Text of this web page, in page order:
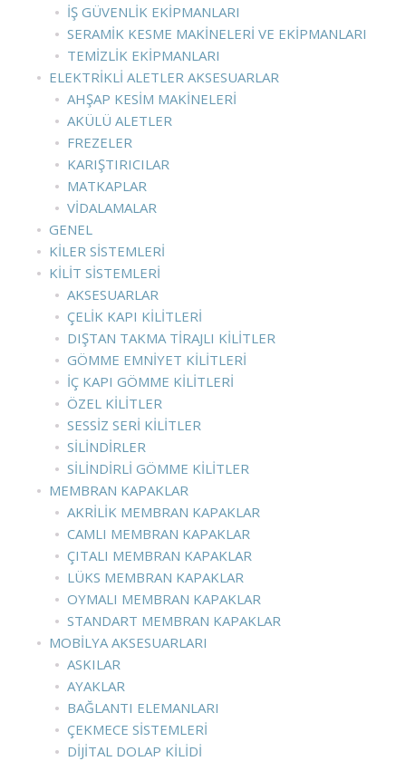
İŞ GÜVENLIK EKIPMANLARI
SERAMIK KESME MAKINELERI VE EKIPMANLARI
TEMIZLIK EKIPMANLARI
ELEKTRIKLI ALETLER AKSESUARLAR
AHŞAP KESIM MAKINELERI
AKÜLÜ ALETLER
FREZELER
KARIŞTIRICILAR
MATKAPLAR
VIDALAMALAR
GENEL
KILER SISTEMLERI
KILIT SISTEMLERI
AKSESUARLAR
ÇELIK KAPI KILITLERI
DIŞTAN TAKMA TIRAJLI KILITLER
GÖMME EMNIYET KILITLERI
İÇ KAPI GÖMME KILITLERI
ÖZEL KILITLER
SESSIZ SERI KILITLER
SILINDIRLER
SILINDIRLI GÖMME KILITLER
MEMBRAN KAPAKLAR
AKRILIK MEMBRAN KAPAKLAR
CAMLI MEMBRAN KAPAKLAR
ÇITALI MEMBRAN KAPAKLAR
LÜKS MEMBRAN KAPAKLAR
OYMALI MEMBRAN KAPAKLAR
STANDART MEMBRAN KAPAKLAR
MOBILYA AKSESUARLARI
ASKILAR
AYAKLAR
BAĞLANTI ELEMANLARI
ÇEKMECE SISTEMLERI
DIJITAL DOLAP KILIDI